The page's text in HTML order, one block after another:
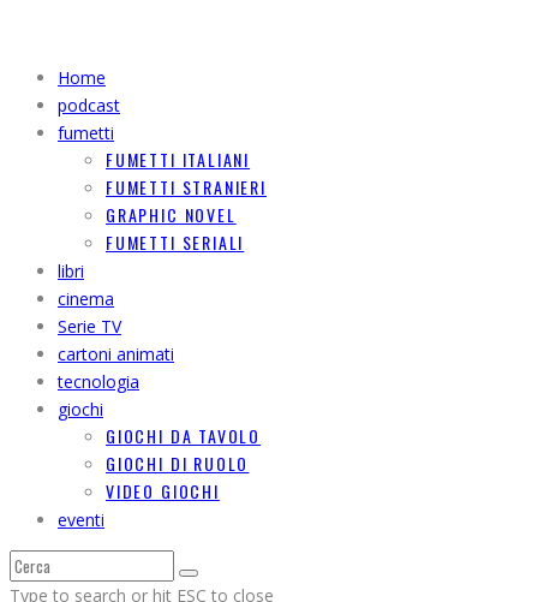
Home
podcast
fumetti
FUMETTI ITALIANI
FUMETTI STRANIERI
GRAPHIC NOVEL
FUMETTI SERIALI
libri
cinema
Serie TV
cartoni animati
tecnologia
giochi
GIOCHI DA TAVOLO
GIOCHI DI RUOLO
VIDEO GIOCHI
eventi
Type to search or hit ESC to close